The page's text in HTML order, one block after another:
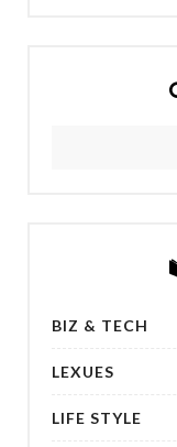
BIZ & TECH
LEXUES
LIFE STYLE